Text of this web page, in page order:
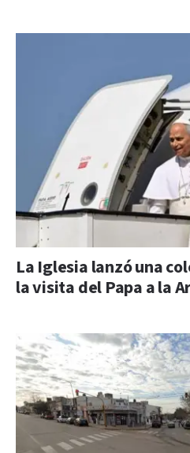
La Iglesia lanzó una
la visita del Papa a la